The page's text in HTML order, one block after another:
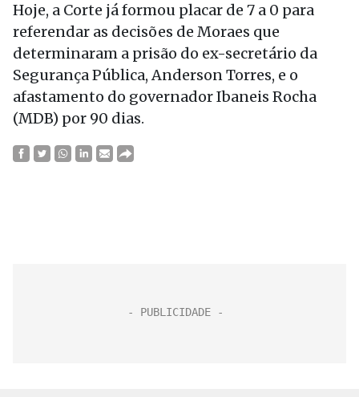
Hoje, a Corte já formou placar de 7 a 0 para
referendar as decisões de Moraes que
determinaram a prisão do ex-secretário da
Segurança Pública, Anderson Torres, e o
afastamento do governador Ibaneis Rocha
(MDB) por 90 dias.